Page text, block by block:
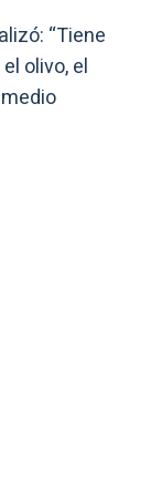
“Tiene
olivo, el